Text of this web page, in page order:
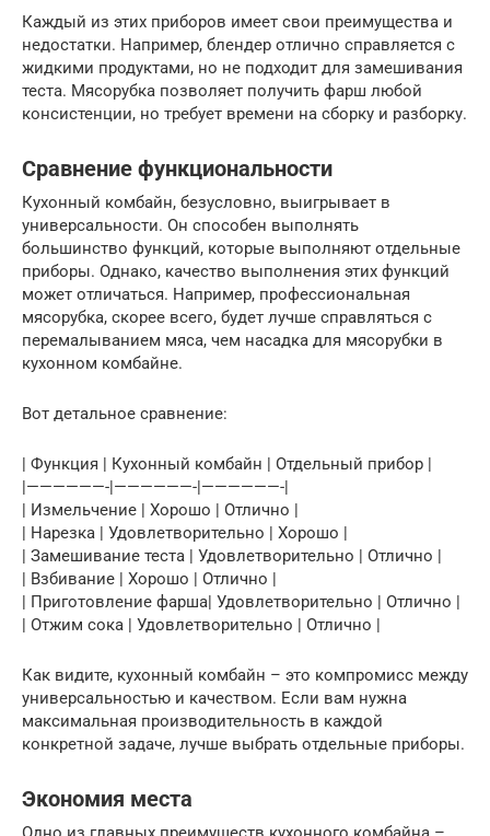
Каждый из этих приборов имеет свои преимущества и
недостатки. Например, блендер отлично справляется с
жидкими продуктами, но не подходит для замешивания
теста. Мясорубка позволяет получить фарш любой
консистенции, но требует времени на сборку и разборку.
Сравнение функциональности
Кухонный комбайн, безусловно, выигрывает в
универсальности. Он способен выполнять
большинство функций, которые выполняют отдельные
приборы. Однако, качество выполнения этих функций
может отличаться. Например, профессиональная
мясорубка, скорее всего, будет лучше справляться с
перемалыванием мяса, чем насадка для мясорубки в
кухонном комбайне.
Вот детальное сравнение:
| Функция | Кухонный комбайн | Отдельный прибор |
|——————-|——————-|——————-|
| Измельчение | Хорошо | Отлично |
| Нарезка | Удовлетворительно | Хорошо |
| Замешивание теста | Удовлетворительно | Отлично |
| Взбивание | Хорошо | Отлично |
| Приготовление фарша| Удовлетворительно | Отлично |
| Отжим сока | Удовлетворительно | Отлично |
Как видите, кухонный комбайн – это компромисс между
универсальностью и качеством. Если вам нужна
максимальная производительность в каждой
конкретной задаче, лучше выбрать отдельные приборы.
Экономия места